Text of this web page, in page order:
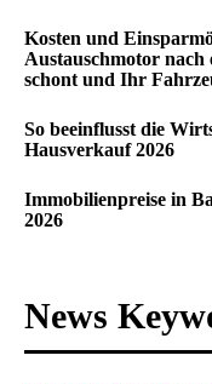
Kosten und
Austauschmotor nach
schont und Ihr
So beeinflusst die
Hausverkauf 2026
Immobilienpreise in
2026
News